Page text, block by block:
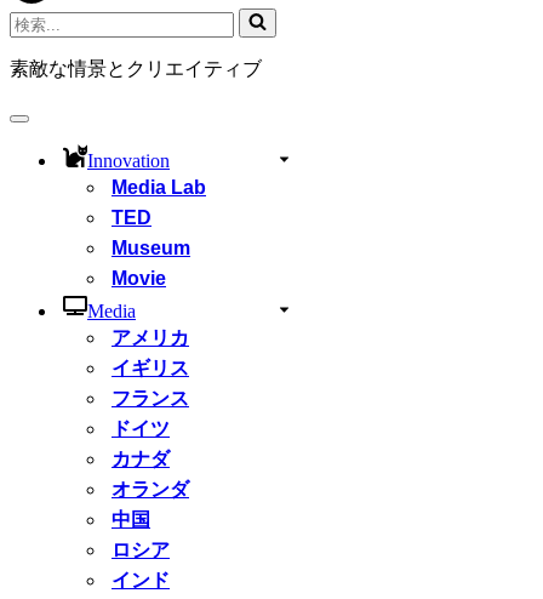
ン
メ
ニ
ュ
検
索...
素敵な情景とクリエイティブ
ナ
Innovation
Media Lab
TED
Museum
Movie
Media
アメリカ
イギリス
フランス
ドイツ
カナダ
オランダ
中国
ロシア
インド